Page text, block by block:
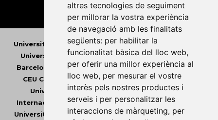
altres tecnologies de seguiment
per millorar la vostra experiència
de navegació amb les finalitats
següents: per habilitar la
funcionalitat bàsica del lloc web,
per oferir una millor experiència al
lloc web, per mesurar el vostre
interès pels nostres productes i
serveis i per personalitzar les
interaccions de màrqueting, per
Universitat Abat Oliba CEU•Universitat d'Alacant
Universitat d'Andorra•Universitat Autònoma de
Barcelona
Universitat de Barcelona• Universitat
CEU Cardenal Herrera•Universitat de Girona
Universitat de les Illes Balears•Universitat
Internacional de Catalunya •Universitat Jaume I
Universitat de Lleida•Universitat Miguel Hernández